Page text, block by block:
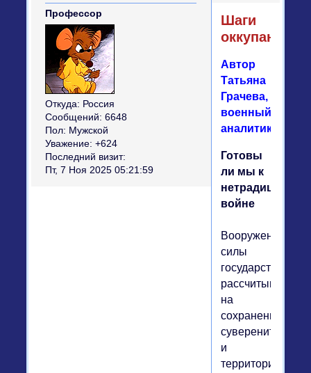
Профессор
Откуда: Россия
Сообщений: 6648
Пол: Мужской
Уважение: +624
Последний визит:
Пт, 7 Ноя 2025 05:21:59
Шаги
оккупанта
Автор
Татьяна
Грачева,
военный
аналитик.
Готовы
ли мы к
войне
Вооруженные
силы
государства,
на
сохранение
суверенитета
и
территориальной